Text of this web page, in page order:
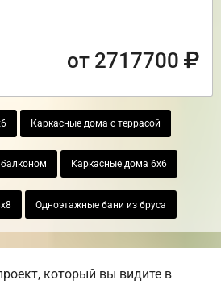
от 2717700
Каркасные дома с террасой
Каркасные дома 6х6
Одноэтажные бани из бруса
который вы видите в